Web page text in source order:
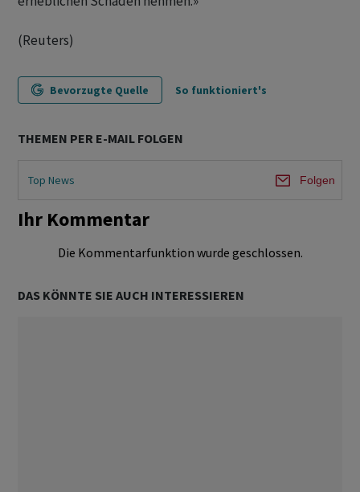
(Reuters)
Bevorzugte Quelle So funktioniert's
THEMEN PER E-MAIL FOLGEN
Top News Folgen
Ihr Kommentar
Die Kommentarfunktion wurde geschlossen.
DAS KÖNNTE SIE AUCH INTERESSIEREN